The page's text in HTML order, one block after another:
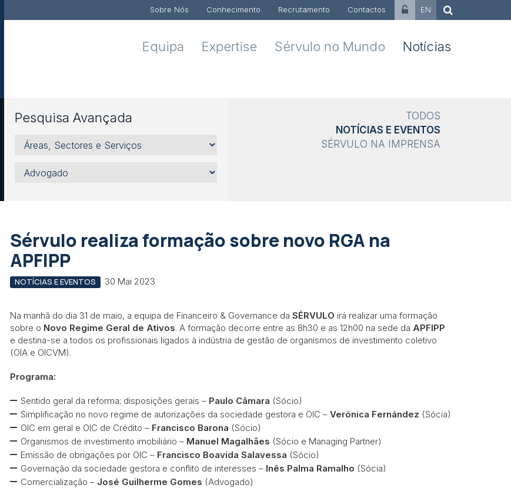
Sobre Nós Conhecimento Recrutamento Contactos EN
Equipa Expertise Sérvulo no Mundo Notícias
Pesquisa Avançada
Áreas,
Sectores
Serviços
Advogado
TODOS
NOTÍCIAS E EVENTOS
SÉRVULO NA IMPRENSA
Sérvulo realiza formação sobre novo RGA na
APFIPP
NOTÍCIAS E EVENTOS 30 Mai 2023
Na manhã do dia 31 de maio, a equipa de Financeiro & Governance da SÉRVULO irá realizar uma formação
sobre o Novo Regime Geral de Ativos. A formação decorre entre as 8h30 e as 12h00 na sede da APFIPP
e destina-se a todos os profissionais ligados à indústria de gestão de organismos de investimento coletivo
(OIA e OICVM).
Programa:
Sentido geral da reforma; disposições gerais – Paulo Câmara (Sócio)
Simplificação no novo regime de autorizações da sociedade gestora e OIC – Verónica Fernández (Sócia)
OIC em geral e OIC de Crédito – Francisco Barona (Sócio)
Organismos de investimento imobiliário – Manuel Magalhães (Sócio e Managing Partner)
Emissão de obrigações por OIC – Francisco Boavida Salavessa (Sócio)
Governação da sociedade gestora e conflito de interesses – Inês Palma Ramalho (Sócia)
Comercialização – José Guilherme Gomes (Advogado)